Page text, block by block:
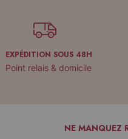
EXPÉDITION SOUS 48H
Point relais & domicile
NE MANQUEZ